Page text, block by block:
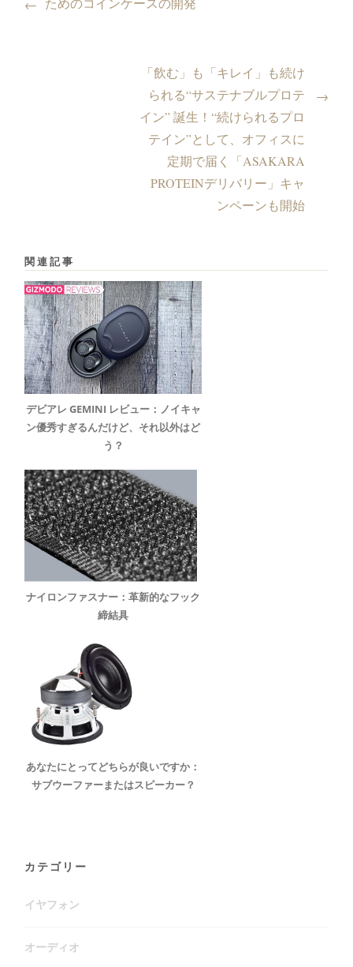
←
「飲む」も「キレイ」も続け
られる“サステナブルプロテ
イン” 誕生！“続けられるプロ
テイン”として、オフィスに
定期で届く「ASAKARA
PROTEINデリバリー」キャ
ンペーンも開始
→
関連記事
デビアレ GEMINI レビュー：ノイキャ
ン優秀すぎるんだけど、それ以外はど
う？
ナイロンファスナー：革新的なフック
締結具
あなたにとってどちらが良いですか：
サブウーファーまたはスピーカー？
カテゴリー
イヤフォン
オーディオ